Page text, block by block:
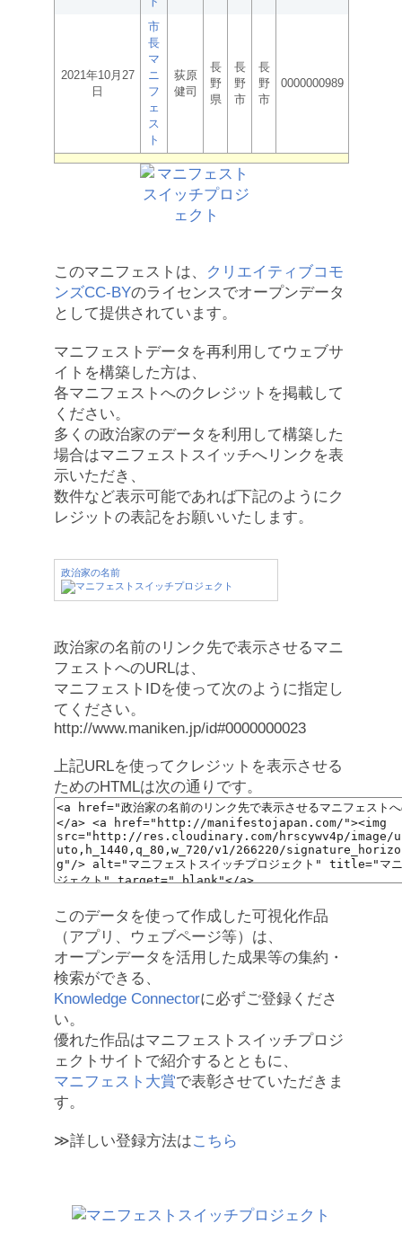
2021年10月27
日
市
長
マ
ニ
フ
ェ
ス
ト
荻原
健司
長
野
県
長
野
市
長
野
市
0000000989
このマニフェストは、
クリエイティブコモ
ンズCC-BYのライセンスでオープンデータ
として提供されています。
マニフェストデータを再利用してウェブサ
イトを構築した方は、
各マニフェストへのクレジットを掲載して
ください。
多くの政治家のデータを利用して構築した
場合はマニフェストスイッチへリンクを表
示いただき、
数件など表示可能であれば下記のようにク
レジットの表記をお願いいたします。
政治家の名前
政治家の名前のリンク先で表示させるマニ
フェストへのURLは、
マニフェストIDを使って次のように指定し
てください。
http://www.maniken.jp/id#0000000023
上記URLを使ってクレジットを表示させる
ためのHTMLは次の通りです。
このデータを使って作成した可視化作品
（アプリ、ウェブページ等）は、
オープンデータを活用した成果等の集約・
検索ができる、
Knowledge Connectorに必ずご登録くださ
い。
優れた作品はマニフェストスイッチプロジ
ェクトサイトで紹介するとともに、
マニフェスト大賞で表彰させていただきま
す。
≫詳しい登録方法はこちら